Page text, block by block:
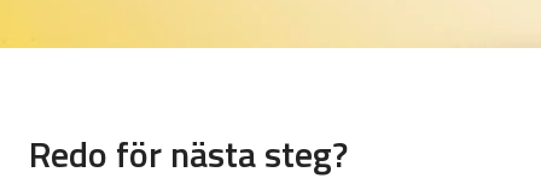
Redo för nästa steg?